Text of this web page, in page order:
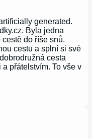
generated.
Byla jedna
do říše snů.
cestu a splní si své
cesta
přátelstvím. To vše v